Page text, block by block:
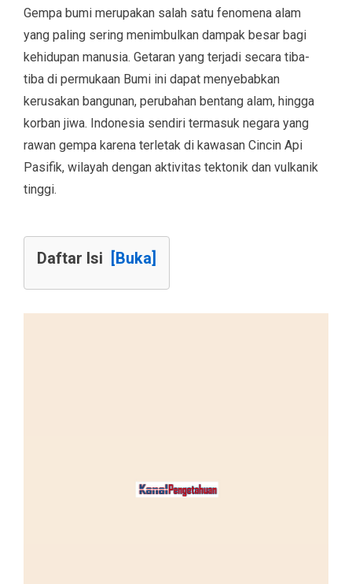
Gempa bumi merupakan salah satu fenomena alam
yang paling sering menimbulkan dampak besar bagi
kehidupan manusia. Getaran yang terjadi secara tiba-
tiba di permukaan Bumi ini dapat menyebabkan
kerusakan bangunan, perubahan bentang alam, hingga
korban jiwa. Indonesia sendiri termasuk negara yang
rawan gempa karena terletak di kawasan Cincin Api
Pasifik, wilayah dengan aktivitas tektonik dan vulkanik
tinggi.
Daftar Isi [Buka]